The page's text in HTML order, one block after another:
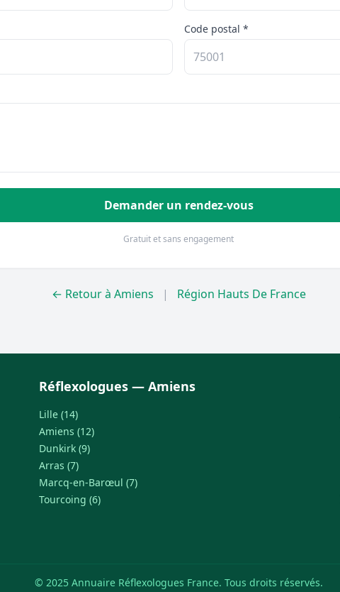
Code postal *
Demander un rendez-vous
Gratuit et sans engagement
← Retour à Amiens | Région Hauts De France
Réflexologues — Amiens
Lille (14)
Amiens (12)
Dunkirk (9)
Arras (7)
Marcq-en-Barœul (7)
Tourcoing (6)
© 2025 Annuaire Réflexologues France. Tous droits réservés.